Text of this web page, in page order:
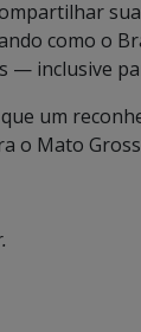
como o
— inclusive
um
o Mato